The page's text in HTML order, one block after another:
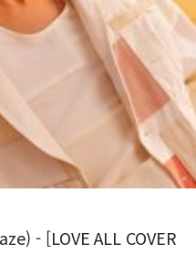
- [LOVE ALL COVER